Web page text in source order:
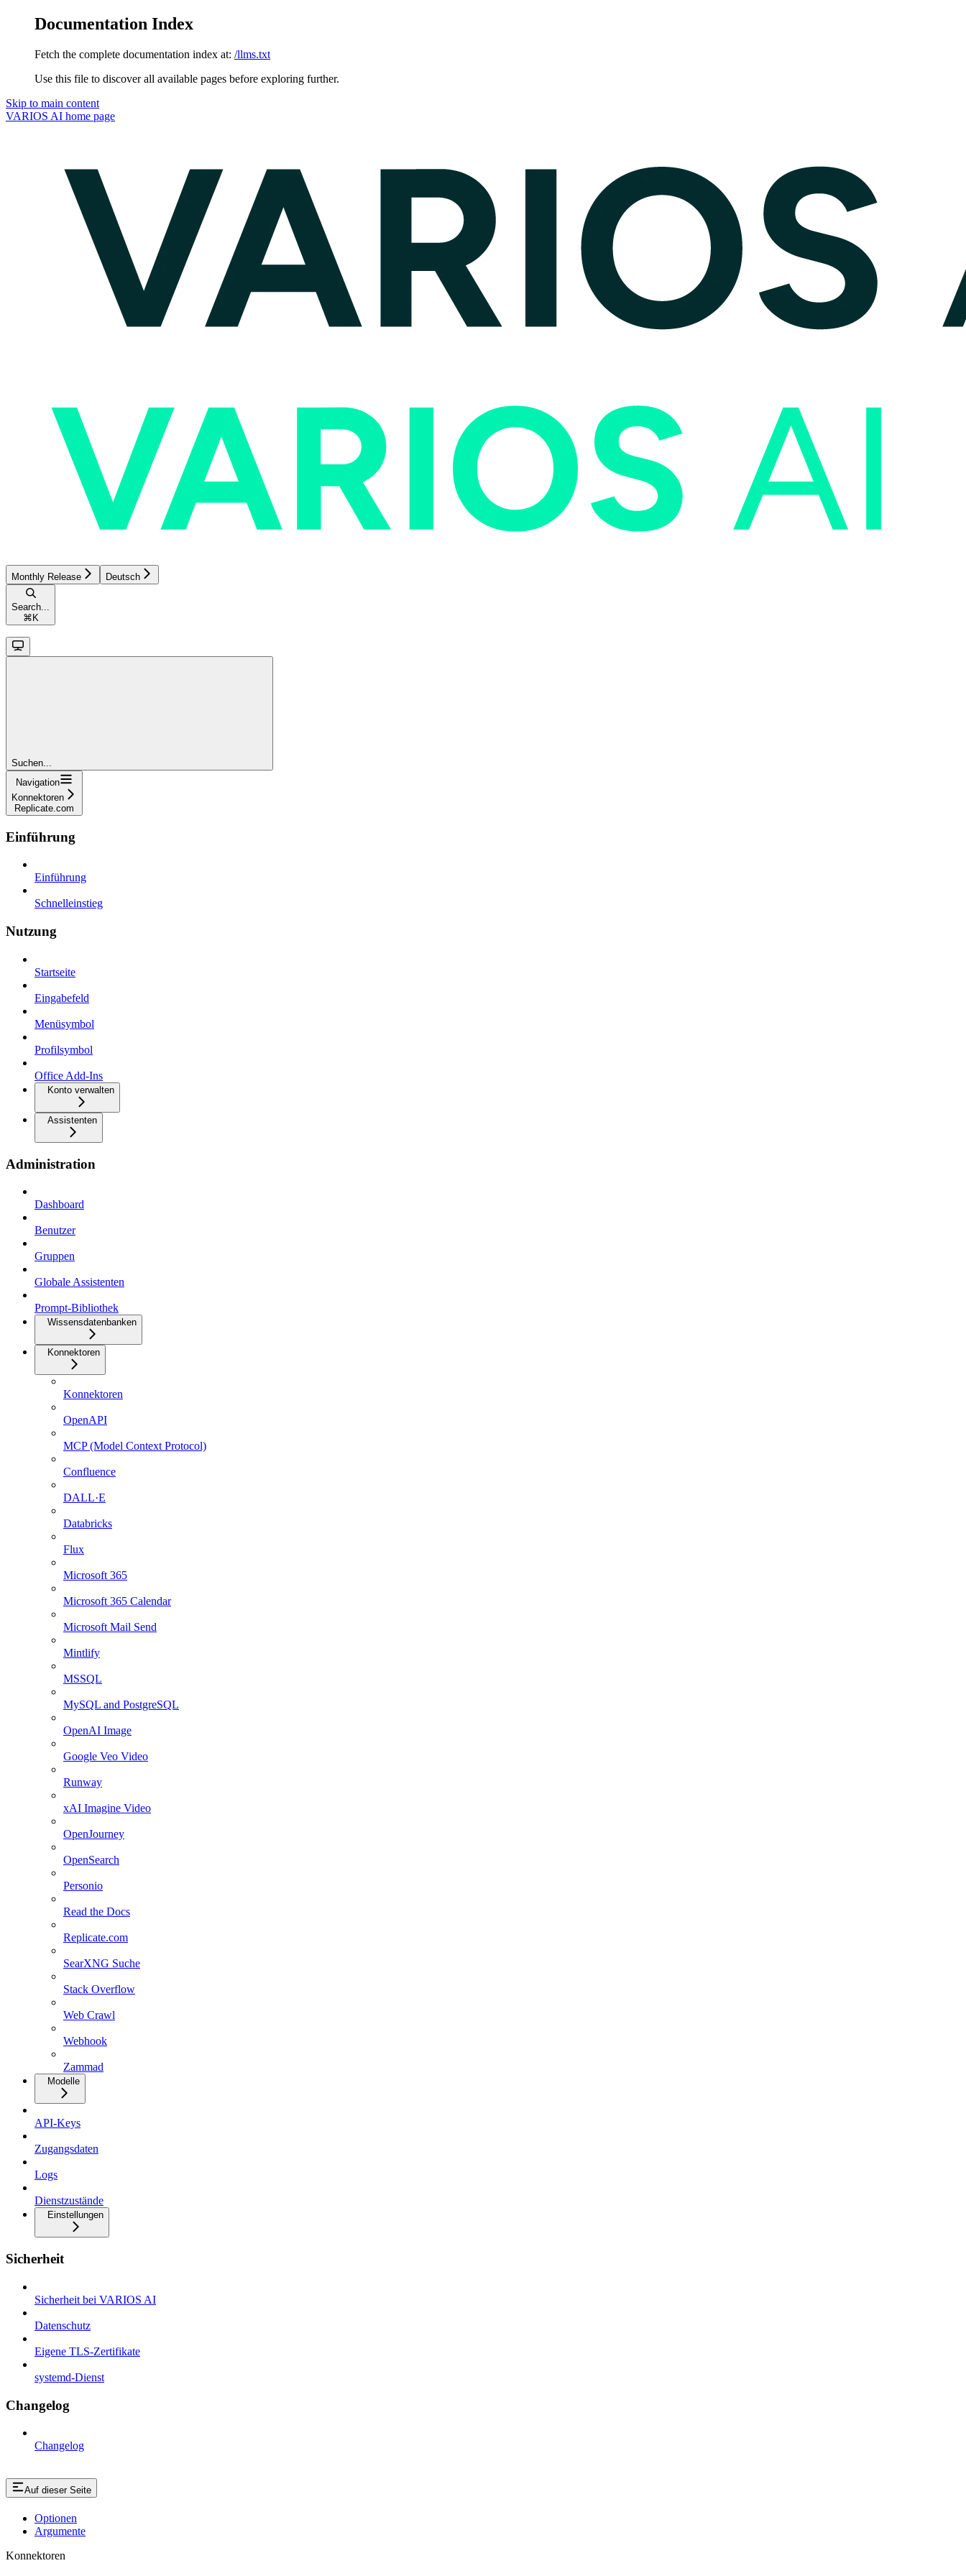
Documentation Index
Fetch the complete documentation index at: /llms.txt
Use this file to discover all available pages before exploring further.
Skip to main content
VARIOS AI home page
Monthly Release Deutsch
Search...
⌘ K
Suchen...
Navigation
Konnektoren
Replicate.com
Einführung
Einführung
Schnelleinstieg
Nutzung
Startseite
Eingabefeld
Menüsymbol
Profilsymbol
Office Add-Ins
Konto verwalten
Assistenten
Administration
Dashboard
Benutzer
Gruppen
Globale Assistenten
Prompt-Bibliothek
Wissensdatenbanken
Konnektoren
Konnektoren
OpenAPI
MCP (Model Context Protocol)
Confluence
DALL·E
Databricks
Flux
Microsoft 365
Microsoft 365 Calendar
Microsoft Mail Send
Mintlify
MSSQL
MySQL and PostgreSQL
OpenAI Image
Google Veo Video
Runway
xAI Imagine Video
OpenJourney
OpenSearch
Personio
Read the Docs
Replicate.com
SearXNG Suche
Stack Overflow
Web Crawl
Webhook
Zammad
Modelle
API-Keys
Zugangsdaten
Logs
Dienstzustände
Einstellungen
Sicherheit
Sicherheit bei VARIOS AI
Datenschutz
Eigene TLS-Zertifikate
systemd-Dienst
Changelog
Changelog
Auf dieser Seite
Optionen
Argumente
Konnektoren